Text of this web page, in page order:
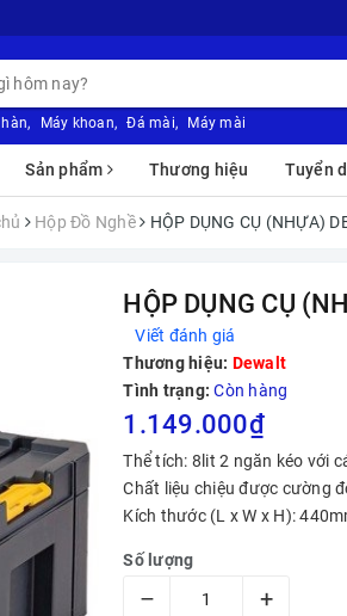
, Máy khoan, Đá mài, Máy mài
Sản phẩm Thương hiệu Tuyển
Hộp Đồ Nghề HỘP DỤNG CỤ (NHỰA)
HỘP DỤNG CỤ
Viết đánh giá
Thương hiệu: Dewalt
Tình trạng: Còn hàng
1.149.000₫
Thể tích: 8lit 2 ngăn kéo với
Chất liệu chiệu được cường
Kích thước (L x W x H):
Số lượng
– +